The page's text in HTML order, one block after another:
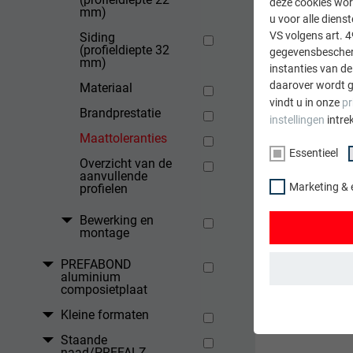
mm)
Siding
(profieldiepte 32
mm)
Materiaal
Brandprestatie
Maattoleranties
Overzicht van de
aanvullende
profielen
Bewerking en
montage
PREFABOND
aluminium
composietplaat
Kleine formaten
Staande
deze cookies
u voor alle
VS volgens art.
instanties van
daarover wordt
vindt u in onze
instellingen
Essentieel
Marketing &